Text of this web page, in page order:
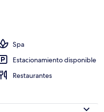
Spa
Estacionamiento disponible
Restaurantes